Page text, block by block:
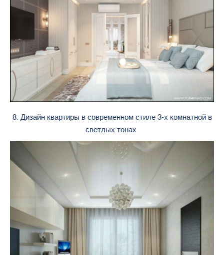
8. Дизайн квартиры в современном стиле 3-х комнатной в
светлых тонах